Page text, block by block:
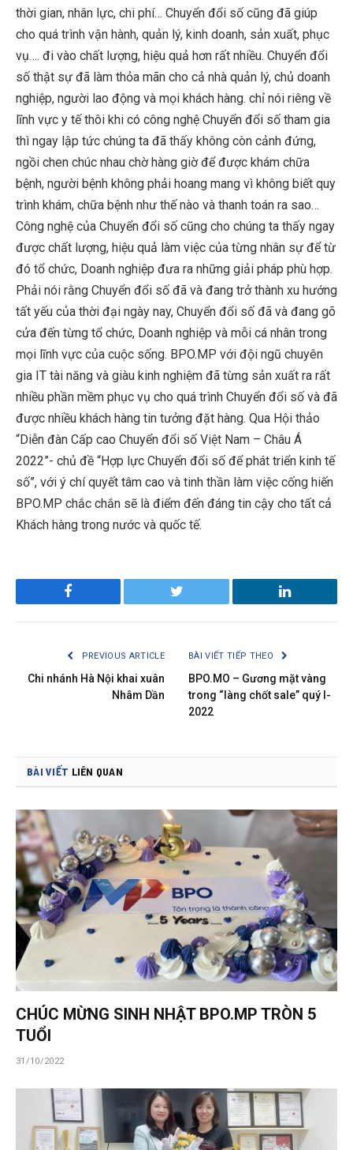
thời gian, nhân lực, chi phí… Chuyển đổi số cũng đã giúp
cho quá trình vận hành, quản lý, kinh doanh, sản xuất, phục
vụ…. đi vào chất lượng, hiệu quả hơn rất nhiều. Chuyển đổi
số thật sự đã làm thỏa mãn cho cả nhà quản lý, chủ doanh
nghiệp, người lao động và mọi khách hàng. chỉ nói riêng về
lĩnh vực y tế thôi khi có công nghệ Chuyển đổi số tham gia
thì ngay lập tức chúng ta đã thấy không còn cảnh đứng,
ngồi chen chúc nhau chờ hàng giờ để được khám chữa
bệnh, người bệnh không phải hoang mang vì không biết quy
trình khám, chữa bệnh như thế nào và thanh toán ra sao…
Công nghệ của Chuyển đổi số cũng cho chúng ta thấy ngay
được chất lượng, hiệu quả làm việc của từng nhân sự để từ
đó tổ chức, Doanh nghiệp đưa ra những giải pháp phù hợp.
Phải nói rằng Chuyển đổi số đã và đang trở thành xu hướng
tất yếu của thời đại ngày nay, Chuyển đổi số đã và đang gõ
cửa đến từng tổ chức, Doanh nghiệp và mỗi cá nhân trong
mọi lĩnh vực của cuộc sống. BPO.MP với đội ngũ chuyên
gia IT tài năng và giàu kinh nghiệm đã từng sản xuất ra rất
nhiều phần mềm phục vụ cho quá trình Chuyển đổi số và đã
được nhiều khách hàng tin tưởng đặt hàng. Qua Hội thảo
“Diễn đàn Cấp cao Chuyển đổi số Việt Nam – Châu Á
2022”- chủ đề “Hợp lực Chuyển đổi số để phát triển kinh tế
số”, với ý chí quyết tâm cao và tinh thần làm việc cống hiến
BPO.MP chắc chắn sẽ là điểm đến đáng tin cậy cho tất cả
Khách hàng trong nước và quốc tế.
Twitter LinkedIn
PREVIOUS ARTICLE
Chi nhánh Hà Nội khai xuân
Nhâm Dần
BÀI VIẾT TIẾP THEO
BPO.MO – Gương mặt vàng
trong “làng chốt sale” quý I-
2022
BÀI VIẾT LIÊN QUAN
CHÚC MỪNG SINH NHẬT BPO.MP TRÒN 5
TUỔI
31/10/2022